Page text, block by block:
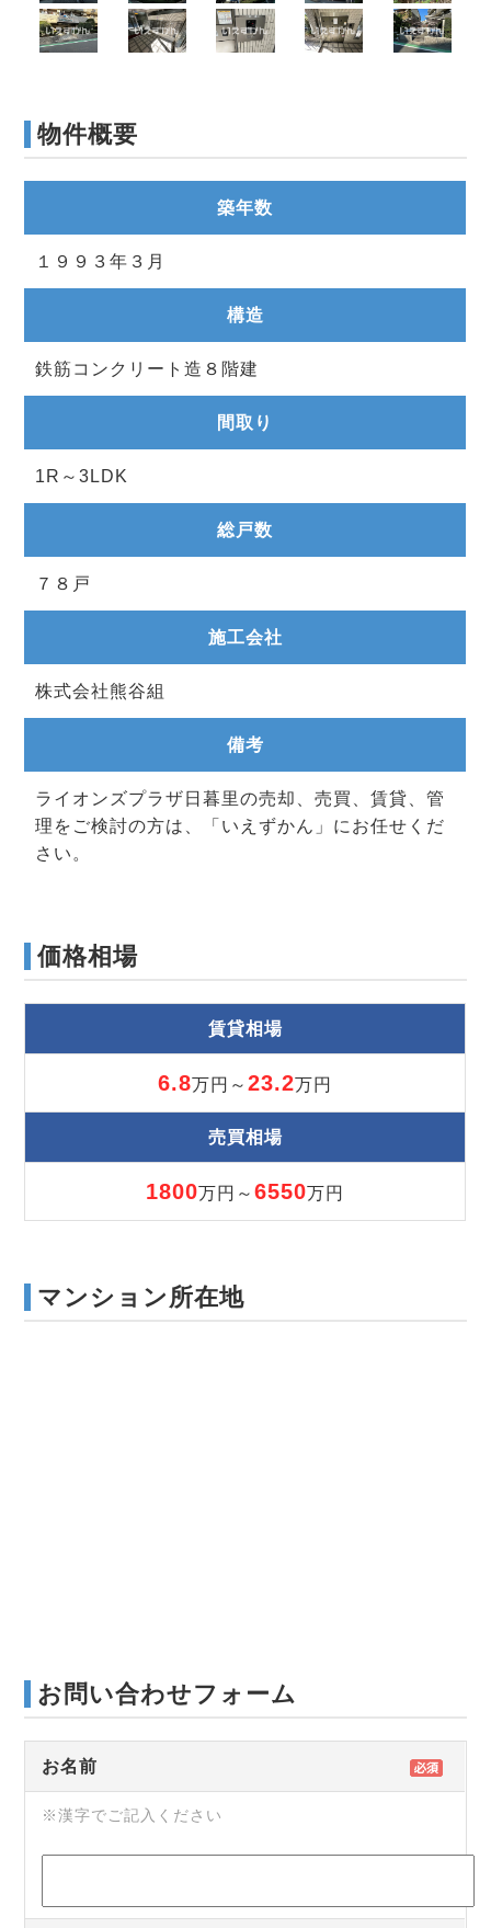
物件概要
築年数
１９９３年３月
構造
鉄筋コンクリート造８階建
間取り
1R～3LDK
総戸数
７８戸
施工会社
株式会社熊谷組
備考
ライオンズプラザ日暮里の売却、売買、賃貸、管
理をご検討の方は、「いえずかん」にお任せくだ
さい。
価格相場
賃貸相場
6.8万円～23.2万円
売買相場
1800万円～6550万円
マンション所在地
お問い合わせフォーム
お名前
※漢字でご記入ください